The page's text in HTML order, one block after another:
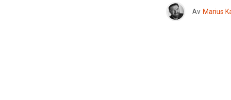
Av Marius